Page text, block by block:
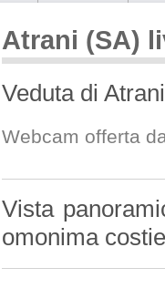
Atrani (SA)
Veduta di
Webcam offerta
Vista
omonima